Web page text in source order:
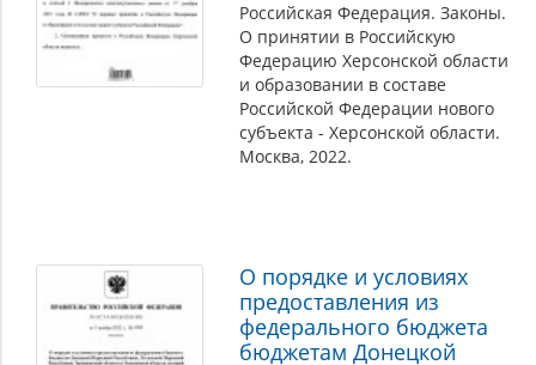
Российская Федерация. Законы.
О принятии в Российскую
Федерацию Херсонской области
и образовании в составе
Российской Федерации нового
субъекта - Херсонской области.
Москва, 2022.
О порядке и условиях
предоставления из
федерального бюджета
бюджетам Донецкой